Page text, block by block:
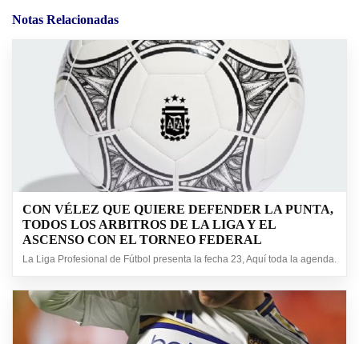
Notas Relacionadas
CON VÉLEZ QUE QUIERE DEFENDER LA PUNTA,
TODOS LOS ARBITROS DE LA LIGA Y EL
ASCENSO CON EL TORNEO FEDERAL
La Liga Profesional de Fútbol presenta la fecha 23, Aquí toda la agenda.